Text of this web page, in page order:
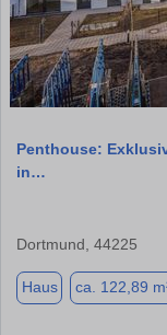
Penthouse:
in…
Dortmund, 44225
Haus ca. 122,89